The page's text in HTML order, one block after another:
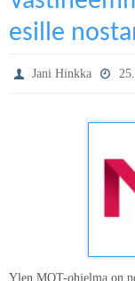
esille
Jani Hinkka
Ylen MOT-ohjelma on